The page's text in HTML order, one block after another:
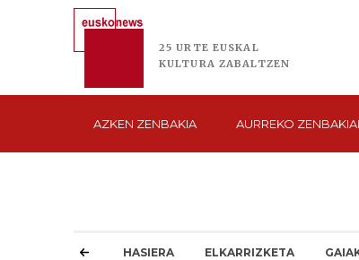
25 URTE EUSKAL
KULTURA ZABALTZEN
AZKEN ZENBAKIA AURREKO
HASIERA ELKARRIZKETA